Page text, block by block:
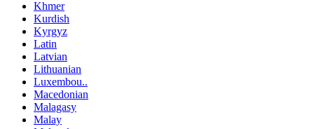
Khmer
Kurdish
Kyrgyz
Latin
Latvian
Lithuanian
Luxembou..
Macedonian
Malagasy
Malay